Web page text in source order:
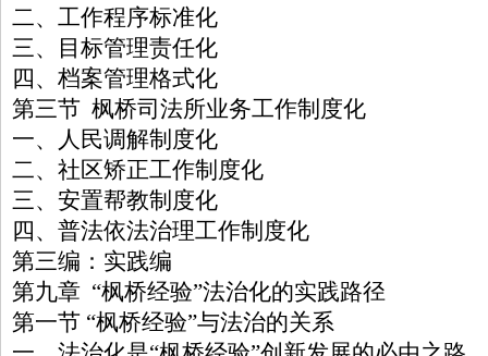
二、工作程序标准化
三、目标管理责任化
四、档案管理格式化
第三节 枫桥司法所业务工作制度化
一、人民调解制度化
二、社区矫正工作制度化
三、安置帮教制度化
四、普法依法治理工作制度化
第三编：实践编
第九章 “枫桥经验”法治化的实践路径
第一节 “枫桥经验”与法治的关系